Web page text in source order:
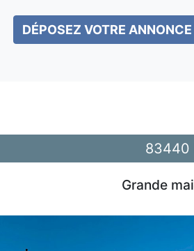
DÉPOSEZ VOTRE ANNONCE
83440
Grande